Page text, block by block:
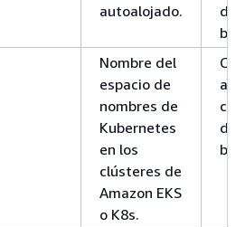
autoalojado.
Nombre del
espacio de
nombres de
Kubernetes
en los
clústeres de
Amazon EKS
o K8s.
con